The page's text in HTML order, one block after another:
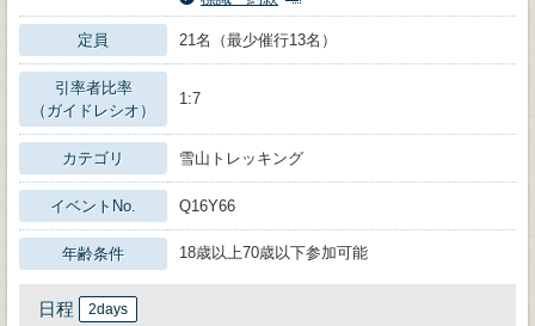
定員 21名（最少催行13名）
引率者比率
（ガイドレシオ）
1:7
カテゴリ 雪山トレッキング
イベントNo. Q16Y66
年齢条件 18歳以上70歳以下参加可能
日程 2days